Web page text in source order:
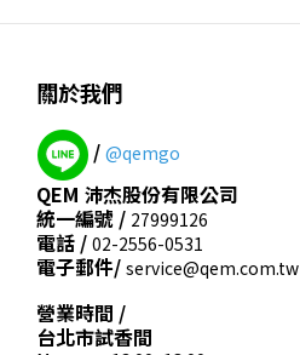
關於我們
/ @qemgo
QEM 沛杰股份有限公司
統一編號 / 27999126
電話 / 02-2556-0531
電子郵件/ service@qem.com.tw
營業時間 /
台北市試香間